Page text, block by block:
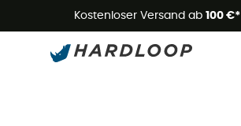
Kostenloser Versand ab 100 €*